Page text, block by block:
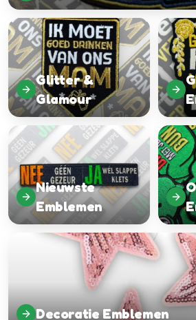
Glitter &
Glamour
Nieuwste
Emblemen
Decoratie Emblemen